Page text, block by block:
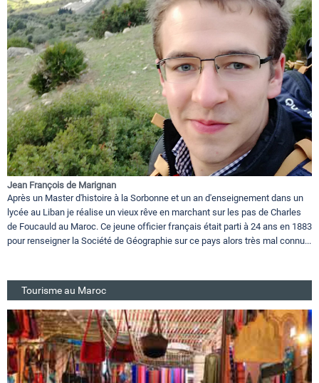
Jean François de Marignan
Après un Master d'histoire à la Sorbonne et un an d'enseignement dans un
lycée au Liban je réalise un vieux rêve en marchant sur les pas de Charles
de Foucauld au Maroc. Ce jeune officier français était parti à 24 ans en 1883
pour renseigner la Société de Géographie sur ce pays alors très mal connu...
Tourisme au Maroc